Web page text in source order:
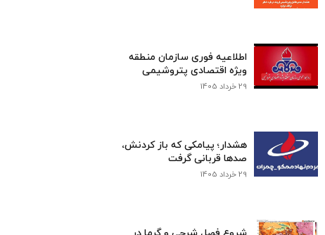
اطلاعیه فوری سازمان منطقه
ویژه اقتصادی پتروشیمی
29 خرداد 1405
هشدار؛ پیامکی که باز کردنش،
صدها قربانی گرفت
29 خرداد 1405